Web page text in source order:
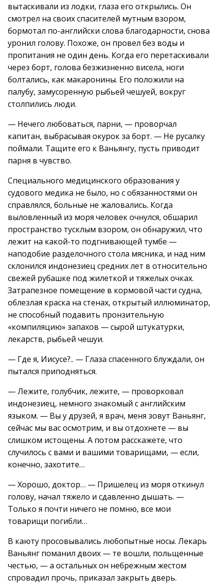
вытаскивали из лодки, глаза его открылись. Он
смотрел на своих спасителей мутным взором,
бормотал по-английски слова благодарности, снова
уронил голову. Похоже, он провел без воды и
пропитания не один день. Когда его перетаскивали
через борт, голова безжизненно висела, ноги
болтались, как макаронины. Его положили на
палубу, замусоренную рыбьей чешуей, вокруг
столпились люди.
— Нечего любоваться, парни, — проворчал
капитан, выбрасывая окурок за борт. — Не русалку
поймали. Тащите его к Ваньянгу, пусть приводит
парня в чувство.
Специального медицинского образования у
судового медика не было, но с обязанностями он
справлялся, больные не жаловались. Когда
выловленный из моря человек очнулся, обшарил
пространство тусклым взором, он обнаружил, что
лежит на какой-то подгнивающей тумбе —
наподобие разделочного стола мясника, и над ним
склонился индонезиец средних лет в относительно
свежей рубашке под жилеткой и тяжелых очках.
Затрапезное помещение в кормовой части судна,
облезлая краска на стенах, открытый иллюминатор,
не способный подавить пронзительную
«компиляцию» запахов — сырой штукатурки,
лекарств, рыбьей чешуи.
— Где я, Иисусе?.. — Глаза спасенного блуждали, он
пытался приподняться.
— Лежите, голубчик, лежите, — проворковал
индонезиец, немного знакомый с английским
языком. — Вы у друзей, я врач, меня зовут Ваньянг,
сейчас мы вас осмотрим, и вы отдохнете — вы
слишком истощены. А потом расскажете, что
случилось с вами и вашими товарищами, — если,
конечно, захотите…
— Хорошо, доктор… — Пришелец из моря откинул
голову, начал тяжело и сдавленно дышать. —
Только я почти ничего не помню, все мои
товарищи погибли…
В каюту просовывались любопытные носы. Лекарь
Ваньянг поманил двоих — те вошли, польщенные
честью, — а остальных он небрежным жестом
спровадил прочь, приказал закрыть дверь.